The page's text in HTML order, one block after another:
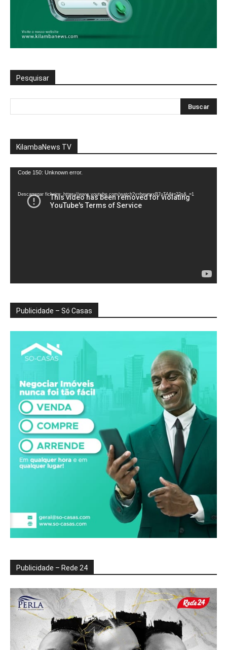
Pesquisar
KilambaNews TV
Reprodutor
vídeo
Code 150: Unknown error.
Descarregar ficheiro: https://www.youtube.com/watch?v=heunxxB7uTA&t=22s&_=1
Publicidade – Só Casas
Publicidade – Rede 24